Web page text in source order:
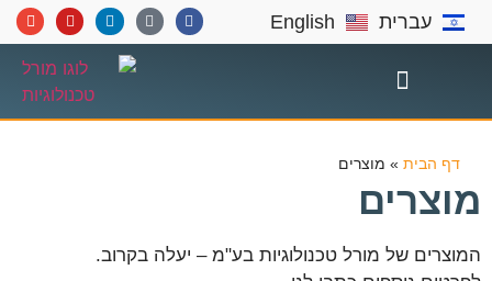
עברית English
דף הבית » מוצרים
מוצרים
המוצרים של מורל טכנולוגיות בע"מ – יעלה בקרוב.